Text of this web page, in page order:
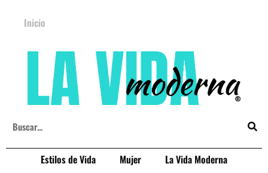
Inicio
Estilos de Vida Mujer
La Vida Moderna